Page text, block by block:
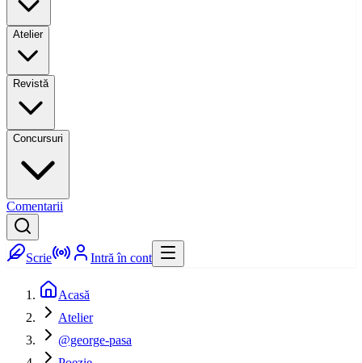
Atelier
Revistă
Concursuri
Comentarii
Scrie Intră în cont
Acasă
Atelier
@george-pasa